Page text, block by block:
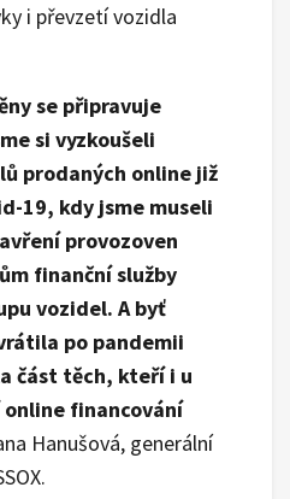
i převzetí vozidla
se připravuje
si vyzkoušeli
prodaných online již
19, kdy jsme museli
provozoven
finanční služby
vozidel. A byť
po pandemii
část těch, kteří i u
financování
Hanušová, generální